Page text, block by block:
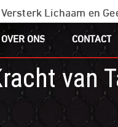
Versterk Lichaam en
OVER ONS CONTACT
van